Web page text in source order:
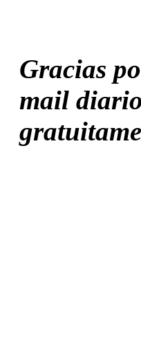
Gracias
mail